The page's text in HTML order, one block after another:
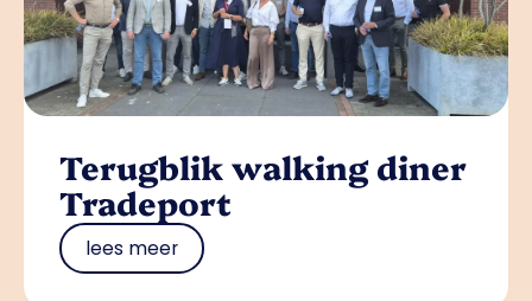
Terugblik walking diner
Tradeport
lees meer